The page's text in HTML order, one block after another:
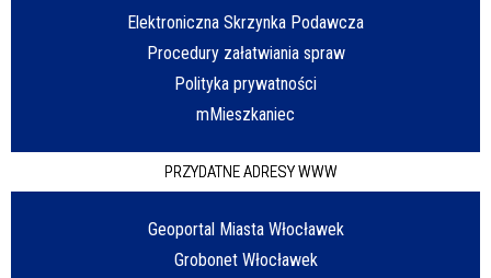
Elektroniczna Skrzynka Podawcza
Procedury załatwiania spraw
Polityka prywatności
mMieszkaniec
PRZYDATNE ADRESY WWW
Geoportal Miasta Włocławek
Grobonet Włocławek